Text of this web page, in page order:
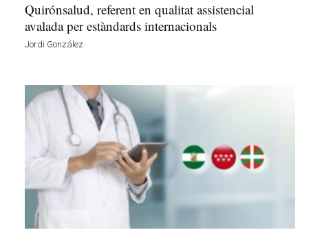
Quirónsalud, referent en qualitat assistencial
avalada per estàndards internacionals
Jordi González